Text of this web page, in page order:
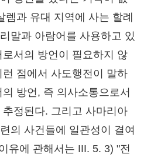
과 유대 지역에 사는 할례
말과 아람어를 사용하고 있
서의 방언이 필요하지 않
점에서 사도행전이 말하
방언, 즉 의사소통으로서
정된다. 그리고 사마리아
의 사건들에 일관성이 결여
유에 관해서는 III. 5. 3) "전